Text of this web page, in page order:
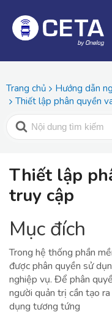
Trang chủ Hướng dẫn
Thiết lập phân quyền
Thiết lập
truy cập
Mục đích
Trong hệ thống phần
được phân quyền sử
nghiệp vụ. Để phân
người quản trị cần tạo
dụng tương tứng